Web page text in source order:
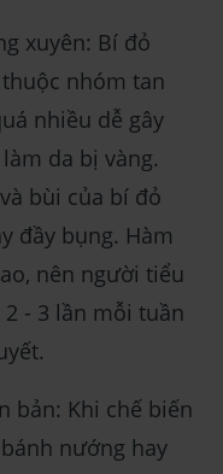
xuyên: Bí đỏ
nhóm tan
nhiều dễ gây
da bị vàng.
bùi của bí đỏ
đầy bụng. Hàm
nên người tiểu
- 3 lần mỗi tuần
bản: Khi chế biến
nướng hay